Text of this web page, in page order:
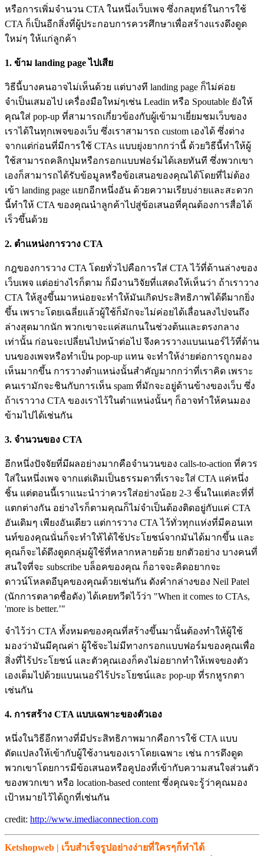
หรือการเพิ่มจำนวน CTA ในหนึ่งเว็บเพจ ซึ่งกลยุทธ์ในการใช้
CTA ก็เป็นอีกสิ่งที่ผู้ประกอบการควรศึกษาเพื่อสร้างแรงดึงดูด
ใหม่ๆ ให้แก่ลูกค้า
1. ข้าม landing page ไปเสีย
วิธีนี้บางคนอาจไม่เห็นด้วย แต่บางที landing page ก็ไม่ค่อย
จำเป็นเสมอไป เครื่องมือใหม่ๆเช่น Leadin หรือ Spoutable ยังให้
คุณใส่ pop-up ที่สามารถเกี่ยวข้องกับผู้เข้ามาเยี่ยมชมเว็บของ
เราได้ในทุกเพจของเว็บ ซึ่งเราสามารถ custom เองได้ ซึ่งต่าง
จากแต่ก่อนที่มีการใช้ CTAs แบบยุ่งยากกว่านี้ ด้วยวิธีนี้ทำให้ผู้
ใช้สามารถคลิกปุ่มหรือกรอกแบบฟอร์มได้เลยทันที ซึ่งพวกเขา
เองก็สามารถได้รับข้อมูลหรือข้อเสนอของคุณได้โดยที่ไม่ต้อง
เข้า landing page แยกอีกหนึ่งอัน ด้วยความเรียบง่ายและสะดวก
นี้ทำให้ CTA ของคุณนำลูกค้าไปสู่ข้อเสนอที่คุณต้องการสื่อได้
เร็วขึ้นด้วย
2. ตำแหน่งการวาง CTA
กฎของการวาง CTA โดยทั่วไปคือการใส่ CTA ไว้ที่ด้านล่างของ
เว็บเพจ แต่อย่างไรก็ตาม ก็มีงานวิจัยที่แสดงให้เห็นว่า ถ้าเราวาง
CTA ให้สูงขึ้นมาหน่อยจะทำให้มันเกิดประสิทธิภาพได้ดีมากยิ่ง
ขึ้น เพราะโดยเฉลี่ยแล้วผู้ใช้ก็มักจะไม่ค่อยได้เลื่อนลงไปจนถึง
ล่างสุดมากนัก พวกเขาจะแค่สแกนในช่วงต้นและตรงกลาง
เท่านั้น ก่อนจะเปลี่ยนไปหน้าต่อไป จึงควรวางแบนเนอร์ไว้ที่ด้าน
บนของเพจหรือทำเป็น pop-up แทน จะทำให้ง่ายต่อการถูกมอง
เห็นมากขึ้น การวางตำแหน่งนั้นสำคัญมากกว่าที่เราคิด เพราะ
คนเรามักจะชินกับการเห็น spam ที่มักจะอยู่ด้านข้างของเว็บ ซึ่ง
ถ้าเราวาง CTA ของเราไว้ในตำแหน่งนั้นๆ ก็อาจทำให้คนมอง
ข้ามไปได้เช่นกัน
3. จำนวนของ CTA
อีกหนึ่งปัจจัยที่มีผลอย่างมากคือจำนวนของ calls-to-action ที่ควร
ใส่ในหนึ่งเพจ จากแต่เดิมเป็นธรรมดาที่เราจะใส่ CTA แค่หนึ่ง
ชิ้น แต่ตอนนี้เราแนะนำว่าควรใส่อย่างน้อย 2-3 ชิ้นในแต่ละที่ที่
แตกต่างกัน อย่างไรก็ตามคุณก็ไม่จำเป็นต้องติดอยู่กับแค่ CTA
อันเดิมๆ เพียงอันเดียว แต่การวาง CTA ไว้ทั่วทุกแห่งที่มีคอนเท
นท์ของคุณนั่นก็จะทำให้ได้ใช้ประโยชน์จากมันได้มากขึ้น และ
คุณก็จะได้ดึงดูดกลุ่มผู้ใช้ที่หลากหลายด้วย ยกตัวอย่าง บางคนที่
สนใจที่จะ subscribe บล็อคของคุณ ก็อาจจะคิดอยากจะ
ดาวน์โหลดอีบุคของคุณด้วยเช่นกัน ดังคำกล่างของ Neil Patel
(นักการตลาดชื่อดัง) ได้เคยทวีตไว้ว่า "When it comes to CTAs,
'more is better.’"
จำไว้ว่า CTA ทั้งหมดของคุณที่สร้างขึ้นมานั้นต้องทำให้ผู้ใช้
มองว่ามันมีคุณค่า ผู้ใช้จะไม่มีทางกรอกแบบฟอร์มของคุณเพื่อ
สิ่งที่ไร้ประโยชน์ และตัวคุณเองก็คงไม่อยากทำให้เพจของตัว
เองเต็มไปด้วยแบนเนอร์ไร้ประโยชน์และ pop-up ที่รกหูรกตา
เช่นกัน
4. การสร้าง CTA แบบเฉพาะของตัวเอง
หนึ่งในวิธีอีกทางที่มีประสิทธิภาพมากคือการใช้ CTA แบบ
ดัดแปลงให้เข้ากับผู้ใช้งานของเราโดยเฉพาะ เช่น การดึงดูด
พวกเขาโดยการมีข้อเสนอหรือคูปองที่เข้ากับความสนใจส่วนตัว
ของพวกเขา หรือ location-based content ซึ่งคุณจะรู้ว่าคุณมอง
เป้าหมายไว้ได้ถูกที่เช่นกัน
credit: http://www.imediaconnection.com
Ketshopweb | เว็บสำเร็จรูปอย่างง่ายที่ใครๆก็ทำได้